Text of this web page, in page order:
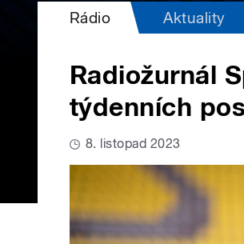
Rádio Aktuality
Radiožurnál
týdenních
8. listopad 2023